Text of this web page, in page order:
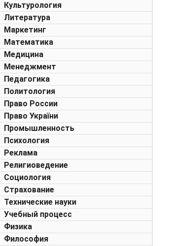
Культурология
Литература
Маркетинг
Математика
Медицина
Менеджмент
Педагогика
Политология
Право России
Право України
Промышленность
Психология
Реклама
Религиоведение
Социология
Страхование
Технические науки
Учебный процесс
Физика
Философия